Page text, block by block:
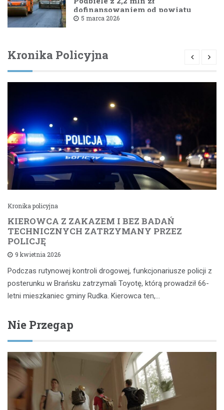
dofinansowaniem od powiatu
bielskiego
5 marca 2026
Kronika Policyjna
Kronika policyjna
KIEROWCA Z ZAKAZEM I BEZ BADAŃ
TECHNICZNYCH ZATRZYMANY PRZEZ
POLICJĘ
9 kwietnia 2026
Podczas rutynowej kontroli drogowej, funkcjonariusze policji z
posterunku w Brańsku zatrzymali Toyotę, którą prowadził 66-
letni mieszkaniec gminy Rudka. Kierowca ten,…
Nie Przegap